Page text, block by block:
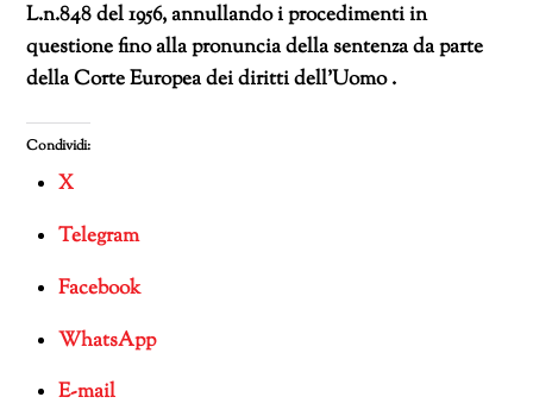
L.n.848 del 1956, annullando i procedimenti in
questione fino alla pronuncia della sentenza da parte
della Corte Europea dei diritti dell’Uomo .
Condividi:
X
Telegram
Facebook
WhatsApp
E-mail